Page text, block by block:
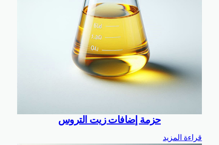
حزمة إضافات زيت التروس
قراءة المزيد